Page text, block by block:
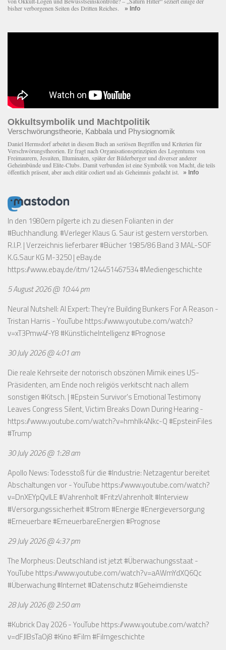
bisher verborgenen Seiten des Dritten Reiches. » Info
Okkultsymbolik und Machtpolitik
Verschwörungstheorie, Kabbala und Physiognomik
Daniel Hermsdorf arbeitet in diesem Buch an seriösen Begriffen und Kriterien für
Verschwörungstheorien. Er fragt nach Organisationsprinzipien des Logentums von
Freimaurern, Jesuiten, Illuminaten, später der Bilderberger und diverser anderer
Geheimbünde und Elite-Clubs. Damit verbunden ist eine Symbolik von Macht, die teils
öffentlich präsent, aber auch elitär codiert und als Geheimnis gedacht ist. » Info
In den 1980ern pilgerte ich zu diesen Folianten in der
#Buchhandlung. #Verleger Klaus G. Saur ist gestern verstorben.
R.I.P. | Verzeichnis lieferbarer #Bücher 1985/86 Band 3 MAL-SOF
K.G.Saur KG M-3250 | eBay.de
https://www.ebay.de/itm/124451467534#Mediengeschichte
5 August 2026 @ 10:44 pm
Neural Nutshell: AI Expert: They're Building Bunkers For A Reason -
Tristan Harris - YouTube https://www.youtube.com/watch?
v=xT3Pmw4f-Y8#KünstlicheIntelligenz #Prognose
30 July 2026 @ 4:01 am
Die reale Kehrseite der notorisch obszönen Mimik eines US-
Präsidenten, am Ende noch religiös verkitscht nach allem
sonstigen #Kitsch. | #Epstein Survivor's Emotional Testimony
Leaves Congress Silent, Victim Breaks Down During Hearing -
https://www.youtube.com/watch?v=hmhlk4Nkc-Q#EpsteinFiles
#Trump
30 July 2026 @ 1:28 am
Apollo News: Todesstoß für die #Industrie: Netzagentur bereitet
Abschaltungen vor - YouTube https://www.youtube.com/watch?
v=DnXEYpQvILE#Vahrenholt #FritzVahrenholt #Interview
#Versorgungssicherheit #Strom #Energie #Energieversorgung
#Erneuerbare #ErneuerbareEnergien #Prognose
29 July 2026 @ 4:37 pm
The Morpheus: Deutschland ist jetzt #Überwachungsstaat -
YouTube https://www.youtube.com/watch?v=aAWmYdXQ6Qc
#Überwachung #Internet #Datenschutz #Geheimdienste
28 July 2026 @ 2:50 am
#Kubrick Day 2026 - YouTube https://www.youtube.com/watch?
v=dFJIBsTaOj8#Kino #Film #Filmgeschichte